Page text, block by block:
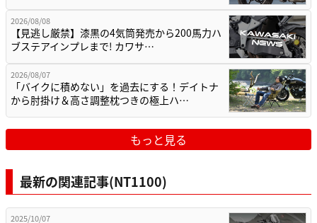
2026/08/08
【見逃し厳禁】漆黒の4気筒発売から200馬力ハ
ブステアインプレまで! カワサ…
2026/08/07
「バイクに積めない」を過去にする！デイトナ
から肘掛け＆高さ調整枕つきの極上ハ…
もっと見る
最新の関連記事(NT1100)
2025/10/07